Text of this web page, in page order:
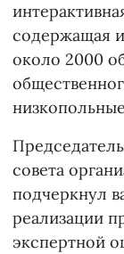
содержащая
около 2000
совета
подчеркнул
реализации
экспертной